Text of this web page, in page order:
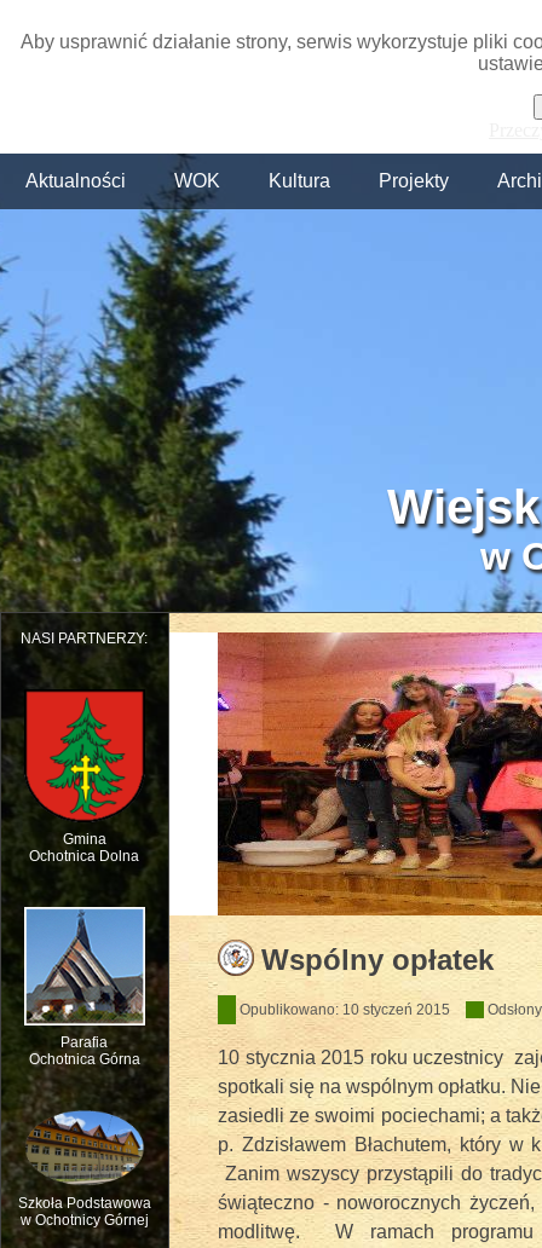
Aby usprawnić działanie strony, serwis wykorzystuje pliki
Aktualności WOK Kultura Projekty
w
NASI PARTNERZY:
Gmina
Ochotnica Dolna
Parafia
Ochotnica Górna
Szkoła Podstawowa
w Ochotnicy Górnej
Dziecięcy Teatr Muzyczny HEJO w
Wspólny opłatek
Opublikowano: 10 styczeń 2015
10 stycznia 2015 roku uczestnicy
spotkali się na wspólnym opłatku.
zasiedli ze swoimi pociechami; a
p. Zdzisławem Błachutem, który w
Zanim wszyscy przystąpili do
świąteczno - noworocznych
modlitwę. W ramach programu